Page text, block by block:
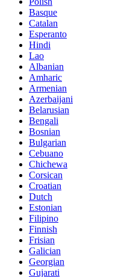
Basque
Catalan
Esperanto
Hindi
Lao
Albanian
Amharic
Armenian
Azerbaijani
Belarusian
Bengali
Bosnian
Bulgarian
Cebuano
Chichewa
Corsican
Croatian
Dutch
Estonian
Filipino
Finnish
Frisian
Galician
Georgian
Gujarati